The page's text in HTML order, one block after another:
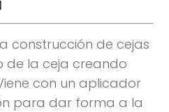
construcción de cejas
de la ceja creando
con un aplicador
para dar forma a la